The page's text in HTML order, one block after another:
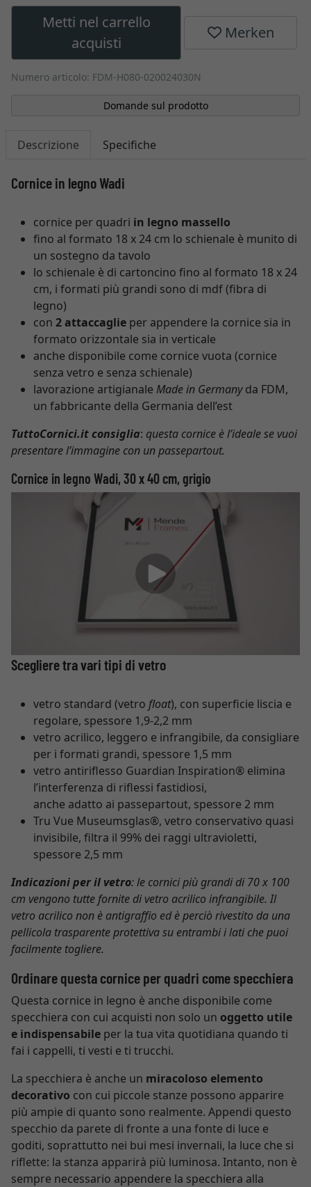
Metti nel carrello
acquisti
Merken
Numero articolo: FDM-H080-020024030N
Domande sul prodotto
Descrizione Specifiche
Cornice in legno Wadi
cornice per quadri in legno massello
fino al formato 18 x 24 cm lo schienale è munito di
un sostegno da tavolo
lo schienale è di cartoncino fino al formato 18 x 24
cm, i formati più grandi sono di mdf (fibra di
legno)
con 2 attaccaglie per appendere la cornice sia in
formato orizzontale sia in verticale
anche disponibile come cornice vuota (cornice
senza vetro e senza schienale)
lavorazione artigianale Made in Germanyda FDM,
un fabbricante della Germania dell’est
TuttoCornici.it consiglia: questa cornice è l’ideale se vuoi
presentare l’immagine con un passepartout.
Cornice in legno Wadi, 30 x 40 cm, grigio
Scegliere tra vari tipi di vetro
vetro standard (vetro float), con superficie liscia e
regolare, spessore 1,9-2,2 mm
vetro acrilico, leggero e infrangibile, da consigliare
per i formati grandi, spessore 1,5 mm
vetro antiriflesso Guardian Inspiration® elimina
l’interferenza di riflessi fastidiosi,
anche adatto ai passepartout, spessore 2 mm
Tru Vue Museumsglas®, vetro conservativo quasi
invisibile, filtra il 99% dei raggi ultravioletti,
spessore 2,5 mm
Indicazioni per il vetro: le cornici più grandi di 70 x 100
cm vengono tutte fornite di vetro acrilico infrangibile. Il
vetro acrilico non è antigraffio ed è perciò rivestito da una
pellicola trasparente protettiva su entrambi i lati che puoi
facilmente togliere.
Ordinare questa cornice per quadri come specchiera
Questa cornice in legno è anche disponibile come
specchiera con cui acquisti non solo un oggetto utile
e indispensabile per la tua vita quotidiana quando ti
fai i cappelli, ti vesti e ti trucchi.
La specchiera è anche un miracoloso elemento
decorativo con cui piccole stanze possono apparire
più ampie di quanto sono realmente. Appendi questo
specchio da parete di fronte a una fonte di luce e
goditi, soprattutto nei bui mesi invernali, la luce che si
riflette: la stanza apparirà più luminosa. Intanto, non è
sempre necessario appendere la specchiera alla